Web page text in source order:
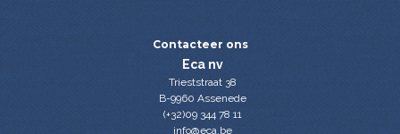
Contacteer ons
Eca nv
Trieststraat 38
B-9960 Assenede
(+32)09 344 78 11
info@eca.be